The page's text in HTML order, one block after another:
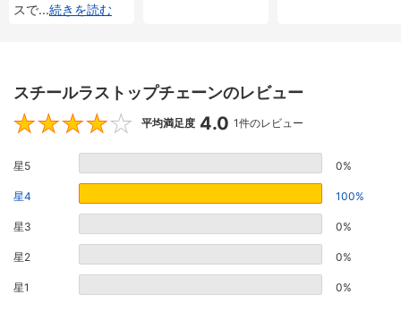
スで...続きを読む
スチールラストップチェーンのレビュー
4
平均満足度 4.0 1件のレビュー
星5 0%
星4 100%
星3 0%
星2 0%
星1 0%